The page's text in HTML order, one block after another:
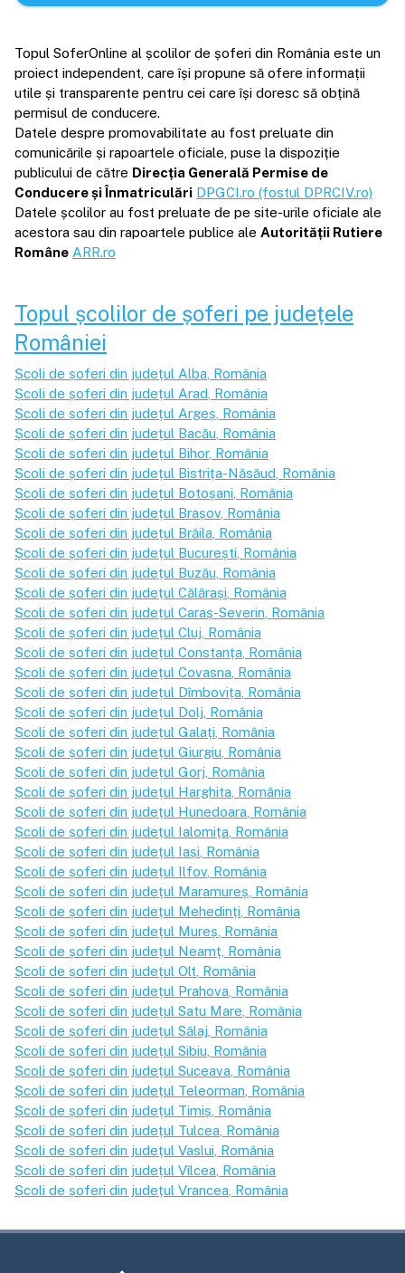
Topul SoferOnline al școlilor de șoferi din România este un
proiect independent, care își propune să ofere informații
utile și transparente pentru cei care își doresc să obțină
permisul de conducere.
Datele despre promovabilitate au fost preluate din
comunicările și rapoartele oficiale, puse la dispoziție
publicului de către Direcția Generală Permise de
Conducere și Înmatriculări DPGCI.ro (fostul DPRCIV.ro)
Datele școlilor au fost preluate de pe site-urile oficiale ale
acestora sau din rapoartele publice ale Autorității Rutiere
Române ARR.ro
Topul școlilor de șoferi pe județele
României
Școli de șoferi din județul Alba , România
Școli de șoferi din județul Arad , România
Școli de șoferi din județul Argeș , România
Școli de șoferi din județul Bacău , România
Școli de șoferi din județul Bihor, România
Școli de șoferi din județul Bistrița-Năsăud , România
Școli de șoferi din județul Botoșani , România
Școli de șoferi din județul Brașov , România
Școli de șoferi din județul Brăila , România
Școli de șoferi din județul București , România
Școli de șoferi din județul Buzău , România
Școli de șoferi din județul Călărași , România
Școli de șoferi din județul Caraș-Severin , România
Școli de șoferi din județul Cluj , România
Școli de șoferi din județul Constanța , România
Școli de șoferi din județul Covasna , România
Școli de șoferi din județul Dîmbovița , România
Școli de șoferi din județul Dolj , România
Școli de șoferi din județul Galați , România
Școli de șoferi din județul Giurgiu , România
Școli de șoferi din județul Gorj , România
Școli de șoferi din județul Harghita , România
Școli de șoferi din județul Hunedoara , România
Școli de șoferi din județul Ialomița , România
Școli de șoferi din județul Iași , România
Școli de șoferi din județul Ilfov , România
Școli de șoferi din județul Maramureș , România
Școli de șoferi din județul Mehedinți , România
Școli de șoferi din județul Mureș , România
Școli de șoferi din județul Neamț , România
Școli de șoferi din județul Olt , România
Școli de șoferi din județul Prahova , România
Școli de șoferi din județul Satu Mare , România
Școli de șoferi din județul Sălaj , România
Școli de șoferi din județul Sibiu , România
Școli de șoferi din județul Suceava , România
Școli de șoferi din județul Teleorman , România
Școli de șoferi din județul Timiș , România
Școli de șoferi din județul Tulcea , România
Școli de șoferi din județul Vaslui , România
Școli de șoferi din județul Vîlcea , România
Școli de șoferi din județul Vrancea , România